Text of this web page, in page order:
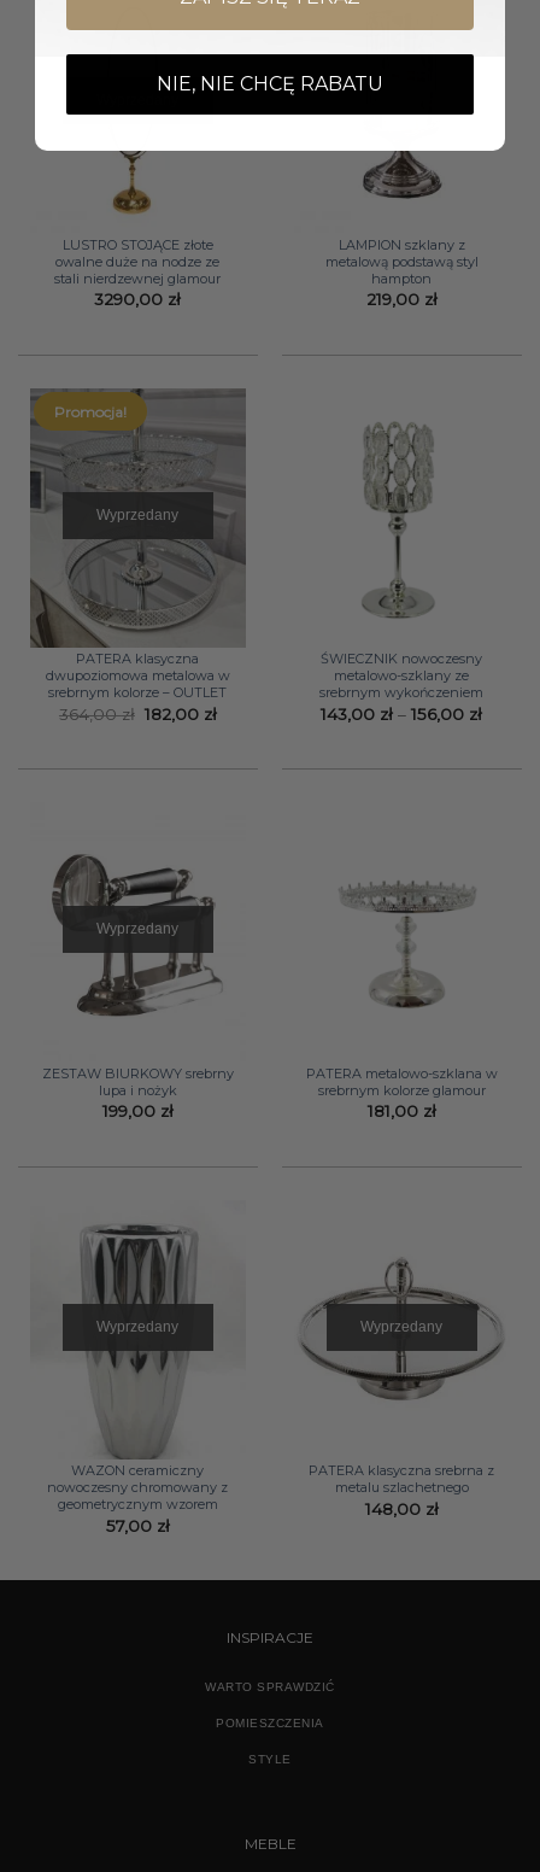
LUSTRO STOJĄCE złote
owalne duże na nodze ze
stali nierdzewnej glamour
3290,00 zł
LAMPION szklany z
metalową podstawą styl
hampton
219,00 zł
Promocja!
Wyprzedany
PATERA klasyczna
dwupoziomowa metalowa w
srebrnym kolorze – OUTLET
364,00zł Pierwotna
cena
182,00 złAktualna
ŚWIECZNIK nowoczesny
metalowo-szklany ze
srebrnym wykończeniem
143,00 zł – 156,00 złZakres
do
Wyprzedany
ZESTAW BIURKOWY srebrny
lupa i nożyk
199,00 zł
PATERA metalowo-szklana w
srebrnym kolorze glamour
181,00 zł
Wyprzedany
WAZON ceramiczny
nowoczesny chromowany z
geometrycznym wzorem
57,00 zł
Wyprzedany
PATERA klasyczna srebrna z
metalu szlachetnego
148,00 zł
INSPIRACJE
WARTO SPRAWDZIĆ
POMIESZCZENIA
STYLE
MEBLE
NIE, NIE CHCĘ RABATU